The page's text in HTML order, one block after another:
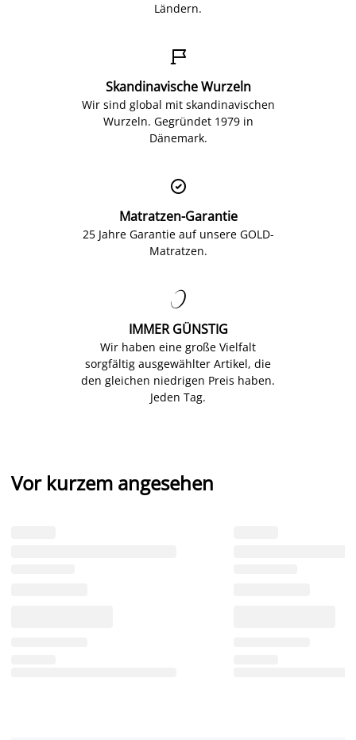
Ländern.

Skandinavische Wurzeln
Wir sind global mit skandinavischen
Wurzeln. Gegründet 1979 in
Dänemark.

Matratzen-Garantie
25 Jahre Garantie auf unsere GOLD-
Matratzen.

IMMER GÜNSTIG
Wir haben eine große Vielfalt
sorgfältig ausgewählter Artikel, die
den gleichen niedrigen Preis haben.
Jeden Tag.
Vor kurzem angesehen